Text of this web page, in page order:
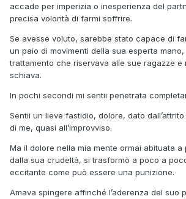
accade per imperizia o inesperienza del
precisa volontà di farmi soffrire.
Se avesse voluto, sarebbe stato capace di
un paio di movimenti della sua esperta
trattamento che riservava alle sue ragazze e
schiava.
In pochi secondi mi sentii penetrata
Sentii un lieve fastidio, dolore, dato
di me, quasi all’improvviso.
Ma il dolore nella mia mente ormai abituata
dalla sua crudeltà, si trasformò a poco a
eccitante come può essere una punizione.
Amava spingere affinché l’aderenza del suo